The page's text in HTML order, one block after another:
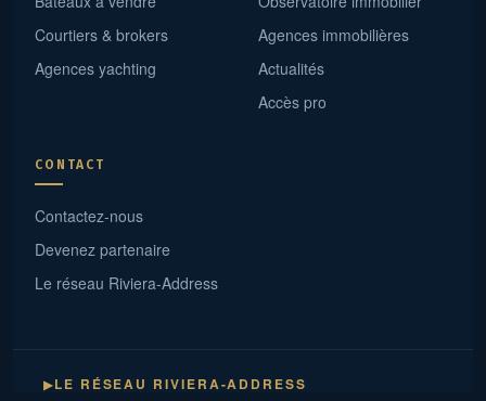
Courtiers & brokers
Agences yachting
Agences immobilières
Actualités
Accès pro
CONTACT
Contactez-nous
Devenez partenaire
Le réseau Riviera-Address
▶LE RÉSEAU RIVIERA-ADDRESS